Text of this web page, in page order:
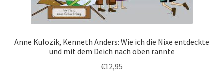
Anne Kulozik, Kenneth Anders: Wie ich die Nixe entdeckte
und mit dem Deich nach oben rannte
€12,95